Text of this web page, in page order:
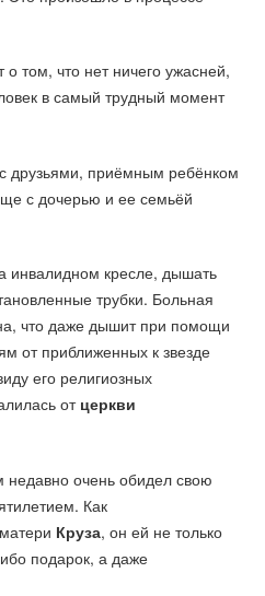
том, что нет ничего ужасней,
в самый трудный момент
друзьями, приёмным ребёнком
с дочерью и ее семьёй
инвалидном кресле, дышать
трубки. Больная
что даже дышит при помощи
от приближенных к звезде
его религиозных
от церкви
недавно очень обидел свою
Как
Круза, он ей не только
подарок, а даже